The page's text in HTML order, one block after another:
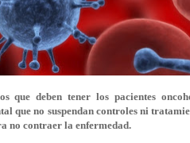
que deben tener los pacientes
que no suspendan controles ni
no contraer la enfermedad.